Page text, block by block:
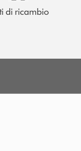
di ricambio